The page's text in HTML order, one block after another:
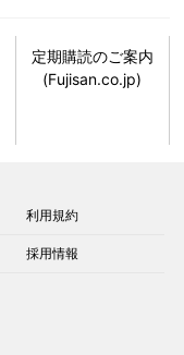
定期購読のご案内
(Fujisan.co.jp)
利用規約
採用情報